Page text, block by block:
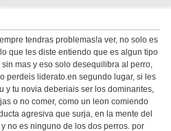
tendras problemas!a ver, no solo es
que les diste entiendo que es algun tipo
mas y eso solo desequilibra al perro,
perdeis liderato.en segundo lugar, si les
y tu novia deberiais ser los dominantes,
o no comer, como un leon comiendo
agresiva que surja, en la mente del
no es ninguno de los dos perros. por